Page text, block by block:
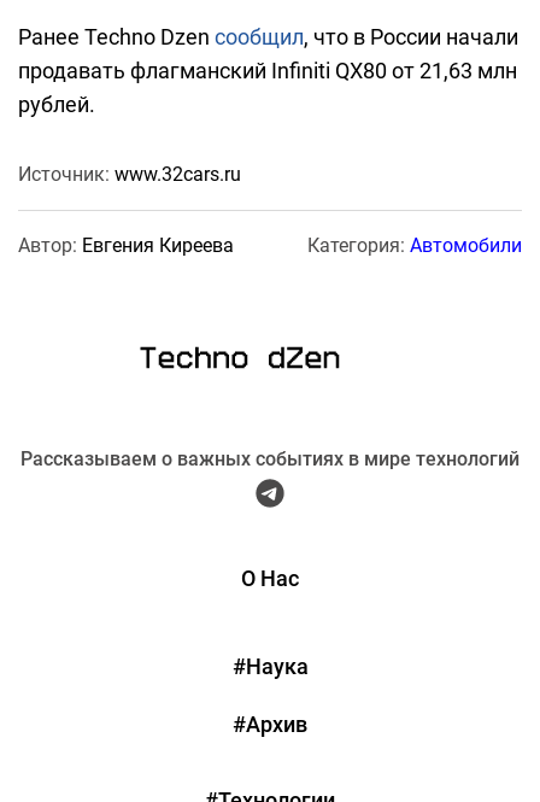
Ранее Techno Dzen сообщил, что в России начали
продавать флагманский Infiniti QX80 от 21,63 млн
рублей.
Источник: www.32cars.ru
Автор: Евгения Киреева Категория: Автомобили
Рассказываем о важных событиях в мире технологий
О Нас
#Наука
#Архив